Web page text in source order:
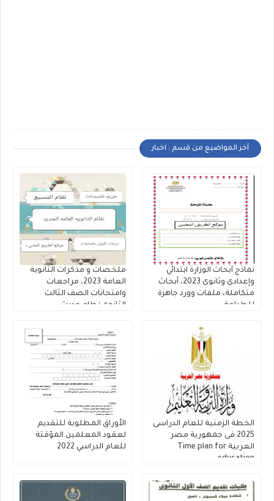
أخر المواضيع من قسم : اخبار
نماذج أبحاث الوزارة ابتدائي
وإعدادى وثانوى 2023، أبحاث
متكاملة، ملفات وورد جاهزة
للطباعة
ملخصات و مذكرات الثانوية
العامة 2023، مراجعات
وامتحانات الصف الثالث
الثانوى نظام حديث
الخطة الزمنية للعام الدراسى
2025 فى جمهورية مصر
العربية Time plan for
education
الأوراق المطلوبة للتقديم
لعقود المعلمين المؤقتة
للعام الدراسي 2022